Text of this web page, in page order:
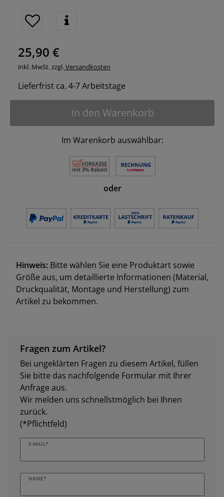
25,90 €
inkl. MwSt. zzgl.Versandkosten
Lieferfrist ca. 4-7 Arbeitstage
In den Warenkorb
Im Warenkorb auswählbar:
oder
Hinweis: Bitte wählen Sie eine Produktart sowie
Größe aus, um detaillierte Informationen (Material,
Druckqualität, Montage und Herstellung) zum
Artikel zu bekommen.
Fragen zum Artikel?
Bei ungeklärten Fragen zu diesem Artikel, füllen
Sie bitte das nachfolgende Formular mit Ihrer
Anfrage aus.
Wir melden uns schnellstmöglich bei Ihnen
zurück.
(*Pflichtfeld)
E-MAIL*
NAME*